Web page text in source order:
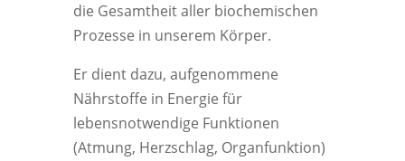
die Gesamtheit aller biochemischen
Prozesse in unserem Körper.
Er dient dazu, aufgenommene
Nährstoffe in Energie für
lebensnotwendige Funktionen
(Atmung, Herzschlag, Organfunktion)